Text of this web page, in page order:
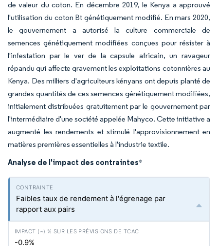
de valeur du coton. En décembre 2019, le Kenya a approuvé
l'utilisation du coton Bt génétiquement modifié. En mars 2020,
le gouvernement a autorisé la culture commerciale de
semences génétiquement modifiées conçues pour résister à
l'infestation par le ver de la capsule africain, un ravageur
répandu qui affecte gravement les exploitations cotonnières au
Kenya. Des milliers d'agriculteurs kényans ont depuis planté de
grandes quantités de ces semences génétiquement modifiées,
initialement distribuées gratuitement par le gouvernement par
l'intermédiaire d'une société appelée Mahyco. Cette initiative a
augmenté les rendements et stimulé l'approvisionnement en
matières premières essentielles à l'industrie textile.
Analyse de l'impact des contraintes*
Faibles taux de rendement à l'égrenage par
rapport aux pairs
-0.9%